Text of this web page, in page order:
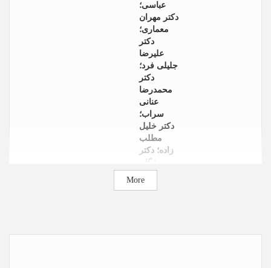
عباسی؛
دکتر مهران
معماری؛
دکتر
علیرضا
جلیلی فرد؛
دکتر
محمدرضا
عنانی
سراب؛
دکتر خلیل
مطلب
زاده؛ دکتر
گوخاله؛
More